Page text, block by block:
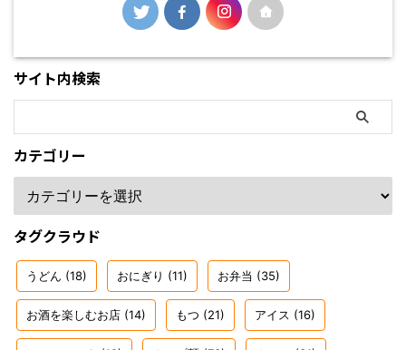
サイト内検索
カテゴリー
タグクラウド
うどん (18) おにぎり (11) お弁当 (35)
お酒を楽しむお店 (14) もつ (21) アイス (16)